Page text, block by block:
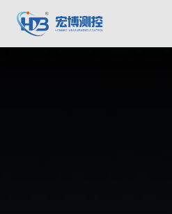
宏博測控